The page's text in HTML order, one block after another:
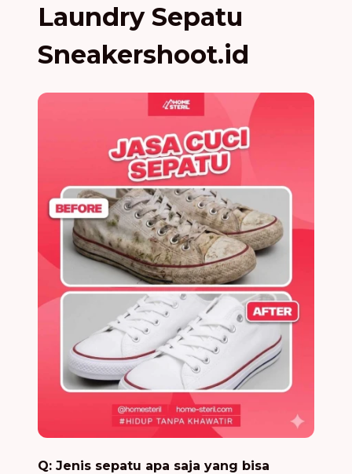
Laundry Sepatu
Sneakershoot.id
Q: Jenis sepatu apa saja yang bisa